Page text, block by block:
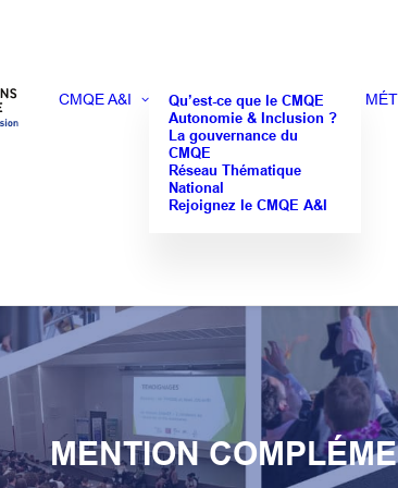
CMQE A&I
Qu’est-ce que le CMQE
Autonomie & Inclusion ?
La gouvernance du
CMQE
Réseau Thématique
National
Rejoignez le CMQE A&I
MENTION